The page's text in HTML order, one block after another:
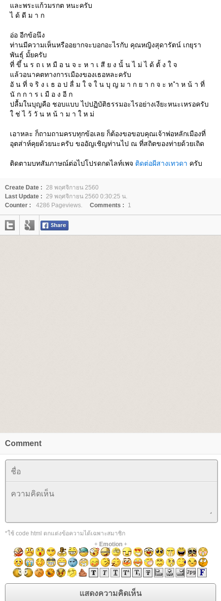
ละพระแก้วมรกต หนะครับ
ไ ด้ ดี ม า ก
อ่อ อีกข้อนึง
ท่านมีความเห็นหรืออยากจะบอกอะไรกับ คุณหญิงสุดารัตน์ เกยุรา
พันธุ์ มั้ยครับ
ที่ ขึ้ น ร ถ เ ห มื อ น จ ะ ห า เ สี ย ง นั้ น ไ ม่ ไ ด้ ตั้ ง ใ จ
ล้วอนาคตทางการเมืองของเธอหละครับ
อั น ที่ จ ริ ง เ ธ อ ป ลื่ ม ใ จ ใ น บุ ญ ม า ก ย า ก จ ะ ท ำ ห น้ า ที่
นั ก ก า ร เ มื อ ง อี ก
ปลื้มในบุญคือ ชอบแบบ ไปปฏิบัติธรรมอะไรอย่างเงียะหนะเหรอครับ
ช่ ไ ว้ วั น ห น้ า ม า ใ ห ม่
เอาหละ ก็ถามถามครบทุกข้อเลย ก็ต้องขอขอบคุณเจ้าพ่อหลักเมืองที่
อุตส่าห์คุยด้วยนะครับ ขออัญเชิญท่านไป ณ ที่สถิตของท่ายด้วยเถิด
ติดตามบทสัมภาษณ์ต่อไปโปรดกดไลท์เพจ ติดต่อผีสางเทวดา ครับ
Create Date : 28 พฤศจิกายน 2560
Last Update : 29 พฤศจิกายน 2560 0:30:25 น.
Counter :
4286 Pageviews. Comments : 1
Comment
*ใช้ code html ตกแต่งข้อความได้เฉพาะสมาชิก
+ Emotion+